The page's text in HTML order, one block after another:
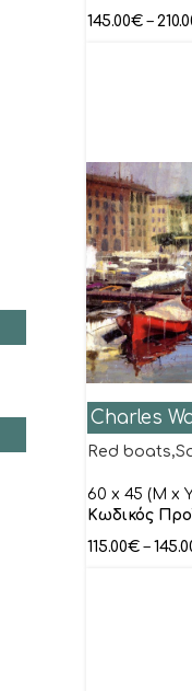
145.00€ –
Charles
Red
60 x 45 (M x
Κωδικός
115.00€ –